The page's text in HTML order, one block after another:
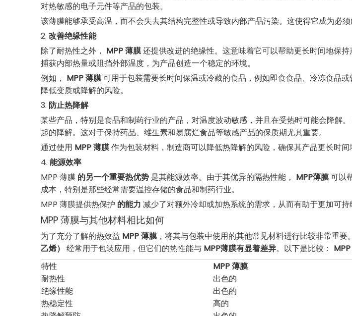
对热敏感的电子元件等产品的包装。
该薄膜能够承受高温，而不会失去其结构完整性或导致内部产品污染。这使得它成为必
2. 改善绝缘性能
除了耐热性之外， MPP 薄膜还提供改进的绝缘性。这意味着它可以帮助更长时间地保
捕获内部热量或阻挡外部温度，为产品创造一个稳定的环境。
例如， MPP 薄膜可用于包装需要长时间保温或冷藏的食品，例如即食食品、冷冻食品
降低变质或降解的风险。
3. 防止热降解
某些产品，特别是食品和制药行业的产品，对温度波动敏感，并且在受热时可能会降解。
起的降解。这对于保持药品、维生素和易腐烂食品等敏感产品的保质期尤其重要。
通过使用 MPP 薄膜作为包装材料，制造商可以降低热降解的风险，确保其产品更长时间
4. 能源效率
MPP 薄膜 的另一个重要热优势 是其能源效率。由于其优异的隔热性能， MPP薄膜可以
成本，特别是那些经常需要温控存储的食品和制药行业。
MPP 薄膜提供热保护 的能力 减少了对额外冷却或加热系统的需求，从而有助于更加可持
MPP 薄膜与其他材料相比如何
为了充分了解的热效益 MPP 薄膜 ，将其与包装中使用的其他常见材料进行比较非常重要
乙烯） 经常用于包装应用，但它们的热性能与 MPP薄膜有显着差异。以下是比较：
特性
MPP 薄膜
耐热性
出色的
绝缘性能
出色的
热稳定性
高的